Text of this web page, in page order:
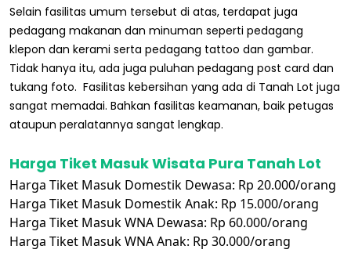
Selain fasilitas umum tersebut di atas, terdapat juga
pedagang makanan dan minuman seperti pedagang
klepon dan kerami serta pedagang tattoo dan gambar.
Tidak hanya itu, ada juga puluhan pedagang post card dan
tukang foto. Fasilitas kebersihan yang ada di Tanah Lot juga
sangat memadai. Bahkan fasilitas keamanan, baik petugas
ataupun peralatannya sangat lengkap.
Harga Tiket Masuk Wisata Pura Tanah Lot
Harga Tiket Masuk Domestik Dewasa: Rp 20.000/orang
Harga Tiket Masuk Domestik Anak: Rp 15.000/orang
Harga Tiket Masuk WNA Dewasa: Rp 60.000/orang
Harga Tiket Masuk WNA Anak: Rp 30.000/orang